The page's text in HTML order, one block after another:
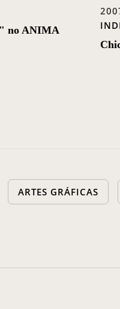
no ANIMA
ARTES GRÁFICAS